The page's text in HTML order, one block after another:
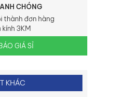
CHÓNG
thành đơn hàng
3KM
GIÁ SỈ
KHÁC